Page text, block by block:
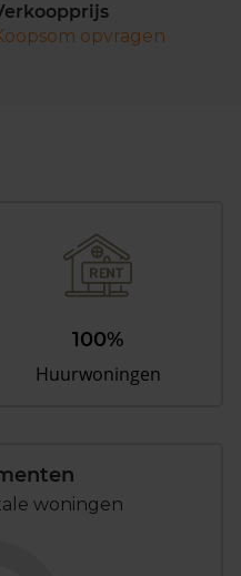
opvragen
100%
Huurwoningen
woningen